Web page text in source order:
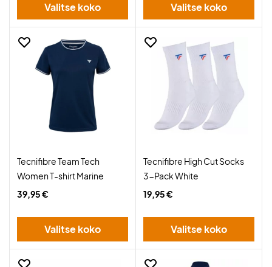
Valitse koko Valitse koko
Tecnifibre Team Tech
Women T-shirt Marine
39,95 €
Valitse koko
Tecnifibre High Cut Socks
3-Pack White
19,95 €
Valitse koko